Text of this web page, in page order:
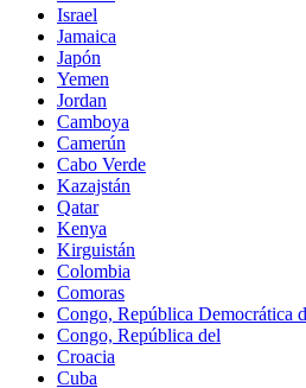
Israel
Jamaica
Japón
Yemen
Jordan
Camboya
Camerún
Cabo Verde
Kazajstán
Qatar
Kenya
Kirguistán
Colombia
Comoras
Congo, República Democrática
Congo, República del
Croacia
Cuba